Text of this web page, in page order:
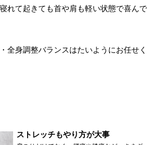
れて起きても首や肩も軽い状態で喜んで
全身調整バランスはたいようにお任せく
ストレッチもやり方が大事